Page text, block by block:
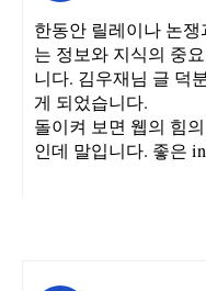
한동안 릴레이나 논
는 정보와 지식의 중
니다. 김우재님 글 덕
게 되었습니다.
돌이켜 보면 웹의 힘
인데 말입니다. 좋은